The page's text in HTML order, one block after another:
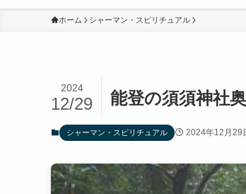
ホーム シャーマン・スピリチュアル
能登の須須神社
2024
12/29
シャーマン・スピリチュアル 2024年12月29